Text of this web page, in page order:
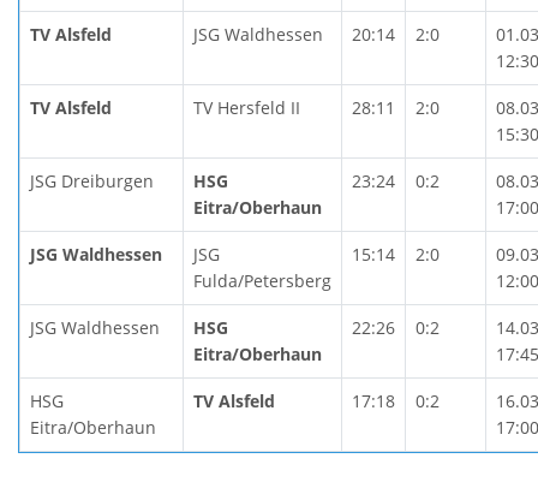
TV Alsfeld JSG Waldhessen 20:14 2:0
12:30
TV Alsfeld TV Hersfeld II 28:11 2:0
15:30
JSG Dreiburgen
HSG
Eitra/Oberhaun
23:24 0:2
17:00
JSG Waldhessen
JSG
Fulda/Petersberg
15:14 2:0
12:00
JSG Waldhessen
HSG
Eitra/Oberhaun
22:26 0:2
17:45
HSG
Eitra/Oberhaun
TV Alsfeld 17:18 0:2
17:00